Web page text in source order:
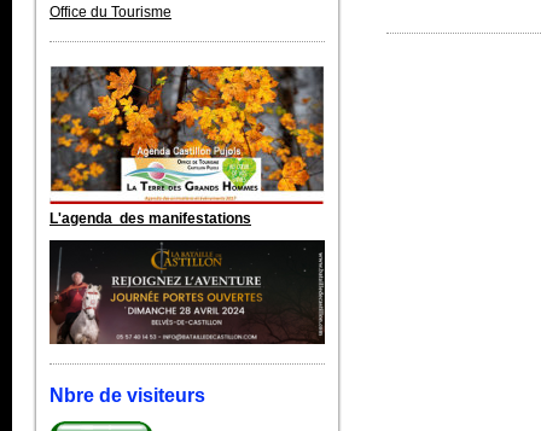
Office du Tourisme
L'agenda des manifestations
Nbre de visiteurs